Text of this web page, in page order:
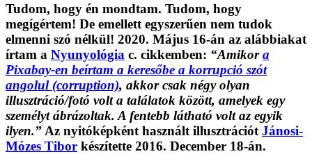
Tudom, hogy én mondtam. Tudom, hogy
megígértem! De emellett egyszerűen nem tudok
elmenni szó nélkül! 2020. Május 16-án az alábbiakat
írtam a Nyunyológia c. cikkemben: “Amikora
Pixabay-en beírtam a keresőbe a korrupció szót
angolul (corruption), akkorcsak négy olyan
illusztráció/fotó volt a találatok között, amelyek egy
személyt ábrázoltak. A fentebb látható volt az egyik
ilyen.” Az nyitóképként használt illusztrációt Jánosi-
Mózes Tibor készítette 2016. December 18-án.